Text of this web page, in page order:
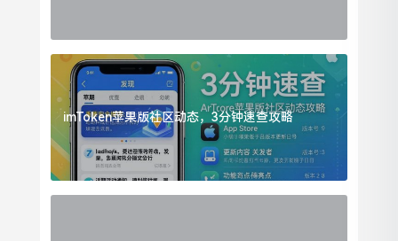
imToken苹果版社区动态，3分钟速查攻略